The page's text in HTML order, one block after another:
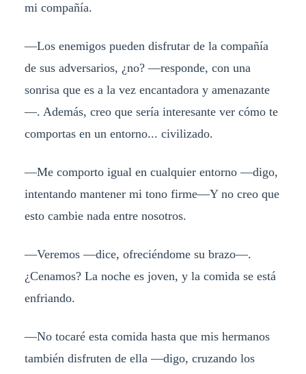
mi compañía.
—Los enemigos pueden disfrutar de la compañía
de sus adversarios, ¿no? —responde, con una
sonrisa que es a la vez encantadora y amenazante
—. Además, creo que sería interesante ver cómo te
comportas en un entorno... civilizado.
—Me comporto igual en cualquier entorno —digo,
intentando mantener mi tono firme—Y no creo que
esto cambie nada entre nosotros.
—Veremos —dice, ofreciéndome su brazo—.
¿Cenamos? La noche es joven, y la comida se está
enfriando.
—No tocaré esta comida hasta que mis hermanos
también disfruten de ella —digo, cruzando los